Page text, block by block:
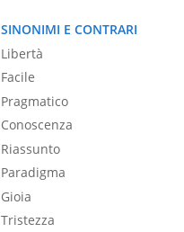
SINONIMI E CONTRARI
Libertà
Facile
Pragmatico
Conoscenza
Riassunto
Paradigma
Gioia
Tristezza